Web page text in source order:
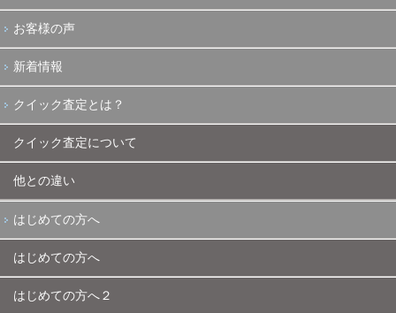
お客様の声
新着情報
クイック査定とは？
クイック査定について
他との違い
はじめての方へ
はじめての方へ
はじめての方へ２